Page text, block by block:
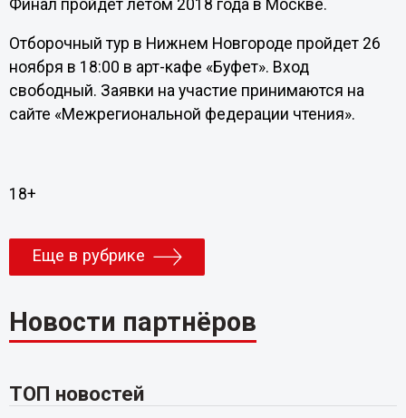
Финал пройдет летом 2018 года в Москве.
Отборочный тур в Нижнем Новгороде пройдет 26
ноября в 18:00 в арт-кафе «Буфет». Вход
свободный. Заявки на участие принимаются на
сайте «Межрегиональной федерации чтения».
18+
Еще в рубрике
Новости партнёров
ТОП новостей